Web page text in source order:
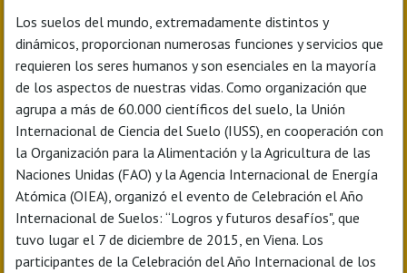
Los suelos del mundo, extremadamente distintos y
dinámicos, proporcionan numerosas funciones y servicios que
requieren los seres humanos y son esenciales en la mayoría
de los aspectos de nuestras vidas. Como organización que
agrupa a más de 60.000 científicos del suelo, la Unión
Internacional de Ciencia del Suelo (IUSS), en cooperación con
la Organización para la Alimentación y la Agricultura de las
Naciones Unidas (FAO) y la Agencia Internacional de Energía
Atómica (OIEA), organizó el evento de Celebración el Año
Internacional de Suelos: “Logros y futuros desafíos", que
tuvo lugar el 7 de diciembre de 2015, en Viena. Los
participantes de la Celebración del Año Internacional de los